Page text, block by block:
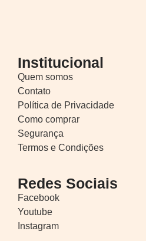
Institucional
Quem somos
Contato
Política de Privacidade
Como comprar
Segurança
Termos e Condições
Redes Sociais
Facebook
Youtube
Instagram